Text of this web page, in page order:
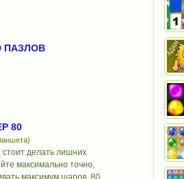
ПАЗЛОВ
80
стоит делать лишних
максимально точно,